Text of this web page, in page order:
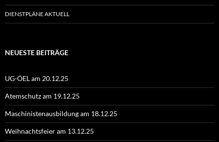
DIENSTPLÄNE AKTUELL
NEUESTE BEITRÄGE
UG-ÖEL am 20.12.25
Atemschutz am 19.12.25
Maschinistenausbildung am 18.12.25
Weihnachtsfeier am 13.12.25